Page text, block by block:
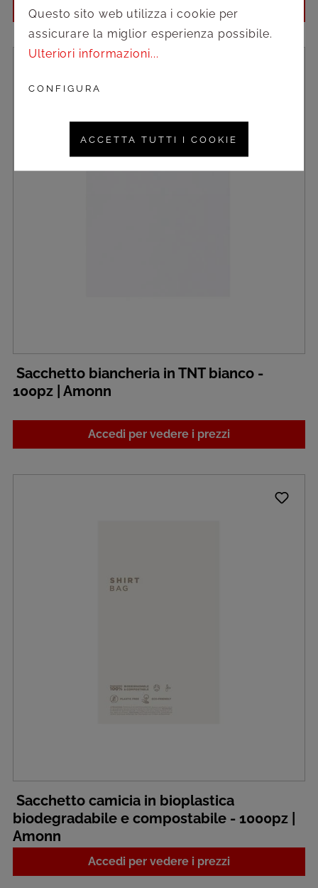
Accedi per vedere i prezzi
Sacchetto biancheria in TNT bianco -
100pz | Amonn
Accedi per vedere i prezzi
Sacchetto camicia in bioplastica
biodegradabile e compostabile - 1000pz |
Amonn
Accedi per vedere i prezzi
Questo sito web utilizza i cookie per
assicurare la miglior esperienza possibile.
Ulteriori informazioni...
CONFIGURA
ACCETTA TUTTI I COOKIE